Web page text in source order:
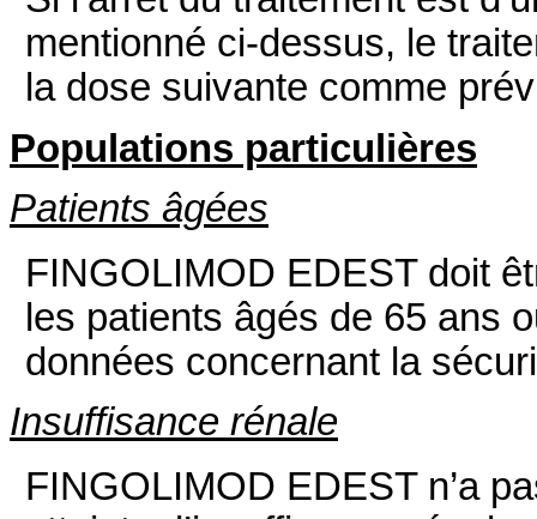
mentionné ci-dessus, le
la dose suivante comme
Populations particulières
Patients âgées
FINGOLIMOD EDEST doit
les patients âgés de 65 ans
données concernant la
Insuffisance rénale
FINGOLIMOD EDEST n’a